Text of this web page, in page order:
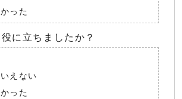
った
に立ちましたか？
えない
った